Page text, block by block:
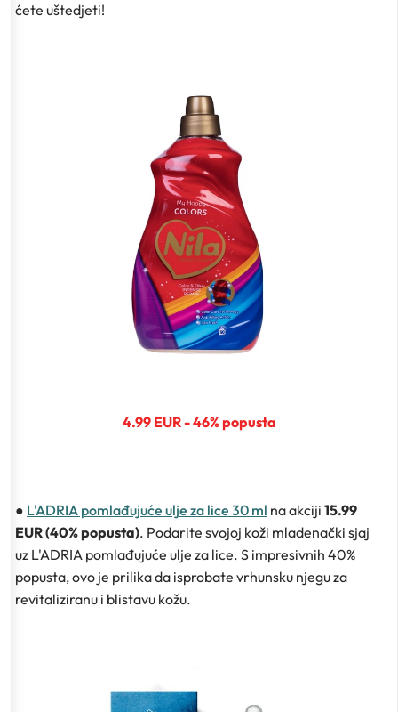
ćete uštedjeti!
4.99 EUR - 46% popusta
● L'ADRIA pomlađujuće ulje za lice 30 ml na akciji 15.99
EUR (40% popusta). Podarite svojoj koži mladenački sjaj
uz L'ADRIA pomlađujuće ulje za lice. S impresivnih 40%
popusta, ovo je prilika da isprobate vrhunsku njegu za
revitaliziranu i blistavu kožu.